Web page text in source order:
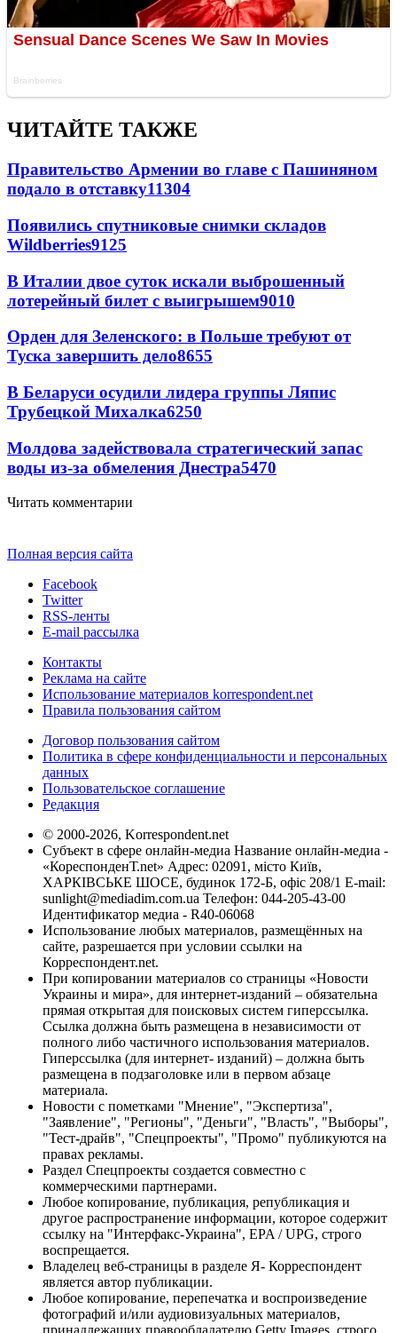
ЧИТАЙТЕ ТАКЖЕ
Правительство Армении во главе с Пашиняном
подало в отставку11304
Появились спутниковые снимки складов
Wildberries9125
В Италии двое суток искали выброшенный
лотерейный билет с выигрышем9010
Орден для Зеленского: в Польше требуют от
Туска завершить дело8655
В Беларуси осудили лидера группы Ляпис
Трубецкой Михалка6250
Молдова задействовала стратегический запас
воды из-за обмеления Днестра5470
Читать комментарии
Полная версия сайта
Facebook
Twitter
RSS-ленты
E-mail рассылка
Контакты
Реклама на сайте
Использование материалов korrespondent.net
Правила пользования сайтом
Договор пользования сайтом
Политика в сфере конфиденциальности и персональных
данных
Пользовательское соглашение
Редакция
© 2000-2026, Korrespondent.net
Субъект в сфере онлайн-медиа Название онлайн-медиа -
«КореспонденТ.net» Адрес: 02091, місто Київ,
ХАРКІВСЬКЕ ШОСЕ, будинок 172-Б, офіс 208/1 E-mail:
sunlight@mediadim.com.ua Телефон: 044-205-43-00
Идентификатор медиа - R40-06068
Использование любых материалов, размещённых на
сайте, разрешается при условии ссылки на
Корреспондент.net.
При копировании материалов со страницы «Новости
Украины и мира», для интернет-изданий – обязательна
прямая открытая для поисковых систем гиперссылка.
Ссылка должна быть размещена в независимости от
полного либо частичного использования материалов.
Гиперссылка (для интернет- изданий) – должна быть
размещена в подзаголовке или в первом абзаце
материала.
Новости с пометками "Мнение", "Экспертиза",
"Заявление", "Регионы", "Деньги", "Власть", "Выборы",
"Тест-драйв", "Спецпроекты", "Промо" публикуются на
правах рекламы.
Раздел Спецпроекты создается совместно с
коммерческими партнерами.
Любое копирование, публикация, републикация и
другое распространение информации, которое содержит
ссылку на "Интерфакс-Украина", EPA / UPG, строго
воспрещается.
Владелец веб-страницы в разделе Я- Корреспондент
является автор публикации.
Любое копирование, перепечатка и воспроизведение
фотографий и/или аудиовизуальных материалов,
принадлежащих правообладателю Getty Images, строго